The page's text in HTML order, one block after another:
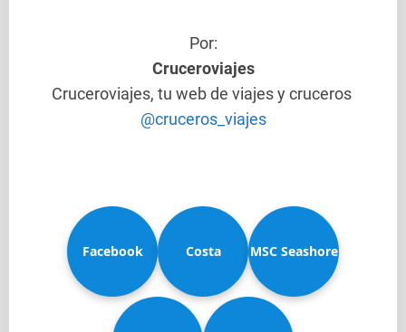
Por:
Cruceroviajes
Cruceroviajes, tu web de viajes y cruceros
@cruceros_viajes
Facebook Costa MSC Seashore